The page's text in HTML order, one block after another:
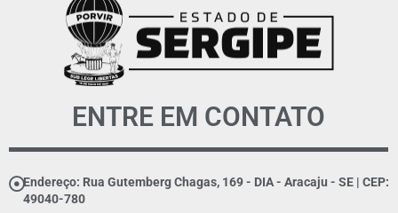
ENTRE EM CONTATO
Endereço: Rua Gutemberg Chagas, 169 - DIA - Aracaju - SE | CEP:
49040-780